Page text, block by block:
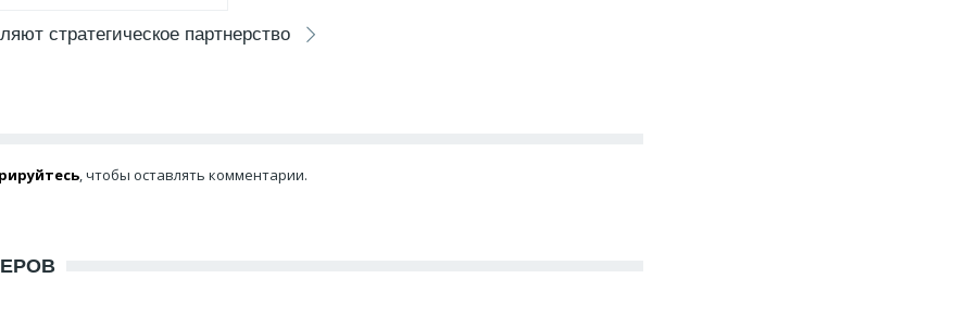
стратегическое партнерство
, чтобы оставлять комментарии.